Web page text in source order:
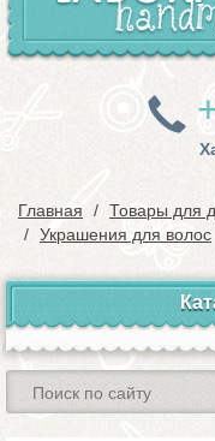
Главная
Товары для
Украшения для волос